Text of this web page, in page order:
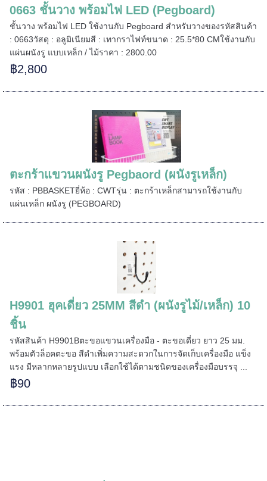
0663 ชั้นวาง พร้อมไฟ LED (Pegboard)
ชั้นวาง พร้อมไฟ LED ใช้งานกับ Pegboard สำหรับวางของรหัสสินค้า
: 0663วัสดุ : อลูมิเนียมสี : เทากราไฟท์ขนาด : 25.5*80 CMใช้งานกับ
แผ่นผนังรู แบบเหล็ก / ไม้ราคา : 2800.00
฿2,800
ตะกร้าแขวนผนังรู Pegbaord (ผนังรูเหล็ก)
รหัส : PBBASKETยี่ห้อ : CWTรุ่น : ตะกร้าเหล็กสามารถใช้งานกับ
แผ่นเหล็ก ผนังรู (PEGBOARD)
H9901 ฮุคเดี่ยว 25MM สีดำ (ผนังรูไม้/เหล็ก) 10
ชิ้น
รหัสสินค้า H9901Bตะขอแขวนเครื่องมือ - ตะขอเดี่ยว ยาว 25 มม.
พร้อมตัวล็อคตะขอ สีดำเพิ่มความสะดวกในการจัดเก็บเครื่องมือ แข็ง
แรง มีหลากหลายรูปแบบ เลือกใช้ได้ตามชนิดของเครื่องมือบรรจุ ...
฿90